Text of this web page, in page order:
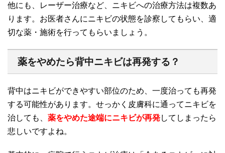
他にも、レーザー治療など、ニキビへの治療方法は複数あ
ります。お医者さんにニキビの状態を診察してもらい、適
切な薬・施術を行ってもらいましょう。
薬をやめたら背中ニキビは再発する？
背中はニキビができやすい部位のため、一度治っても再発
する可能性があります。せっかく皮膚科に通ってニキビを
治しても、 薬をやめた途端にニキビが再発してしまったら
悲しいですよね。